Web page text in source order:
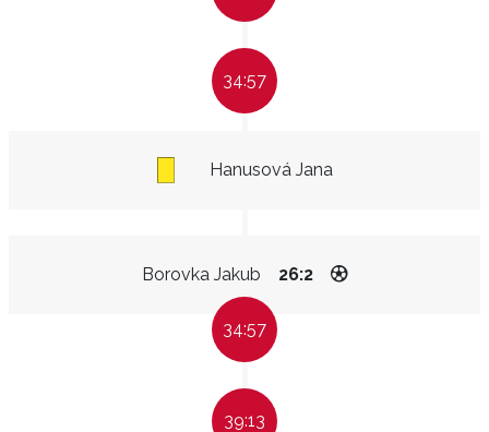
34:57
Hanusová Jana
Borovka Jakub 26:2
34:57
39:13